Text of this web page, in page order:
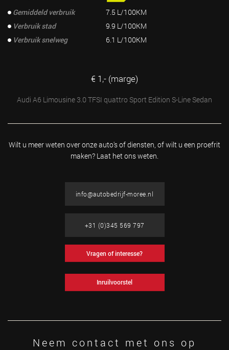
Gemiddeld verbruik
7.5 L/100KM
Verbruik stad
9.9 L/100KM
Verbruik snelweg
6.1 L/100KM
€ 1,- (marge)
Audi A6 Limousine 3.0 TFSI quattro Sport Edition S-Line Sedan
Wilt u meer weten over onze auto's of diensten, of wilt u een proefrit
maken? Laat het ons weten.
info@autobedrijf-moree.nl
+31 (0)345 569 797
Vragen of interesse?
Inruilvoorstel
Neem contact met ons op